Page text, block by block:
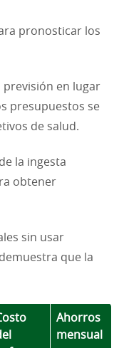
pronosticar los
previsión en lugar
presupuestos se
de salud.
la ingesta
obtener
sin usar
que la
Ahorros
mensual